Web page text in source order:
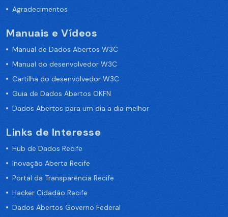
Agradecimentos
Manuais e Vídeos
Manual de Dados Abertos W3C
Manual do desenvolvedor W3C
Cartilha do desenvolvedor W3C
Guia de Dados Abertos OKFN
Dados Abertos para um dia a dia melhor
Links de Interesse
Hub de Dados Recife
Inovação Aberta Recife
Portal da Transparência Recife
Hacker Cidadão Recife
Dados Abertos Governo Federal